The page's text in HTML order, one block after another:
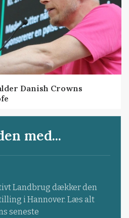
Danish Crowns
med...
Landbrug dækker den
i Hannover. Læs alt
seneste